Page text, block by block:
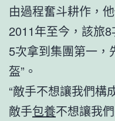
由過程奮斗耕作，
2011年至今，該旅8
5次拿到集團第一，
盔”。
“敵手不想讓我們構
敵手包養不想讓我